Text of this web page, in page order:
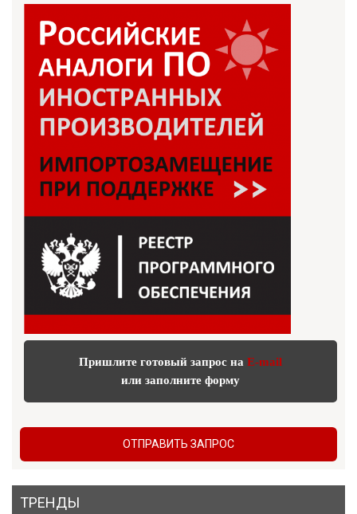
Пришлите готовый запрос на E-mail
или заполните форму
ОТПРАВИТЬ ЗАПРОС
ТРЕНДЫ